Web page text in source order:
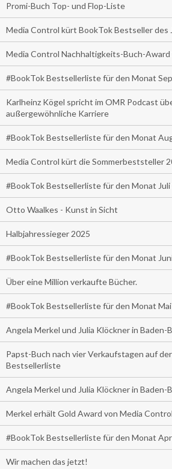
Promi-Buch Top- und Flop-Liste
Media Control kürt BookTok Bestseller des
Media Control Nachhaltigkeits-Buch-Award
#BookTok Bestsellerliste für den Monat
Karlheinz Kögel spricht im OMR Podcast
außergewöhnliche Karriere
#BookTok Bestsellerliste für den Monat
Media Control kürt die Sommerbeststeller
#BookTok Bestsellerliste für den Monat Juli
Otto Waalkes - Kunst in Sicht
Halbjahressieger 2025
#BookTok Bestsellerliste für den Monat
Über eine Million verkaufte Bücher.
#BookTok Bestsellerliste für den Monat
Angela Merkel und Julia Klöckner in Baden-
Papst-Buch nach vier Verkaufstagen auf der
Bestsellerliste
Angela Merkel und Julia Klöckner in Baden-
Merkel erhält Gold Award von Media Control
#BookTok Bestsellerliste für den Monat
Wir machen das jetzt!